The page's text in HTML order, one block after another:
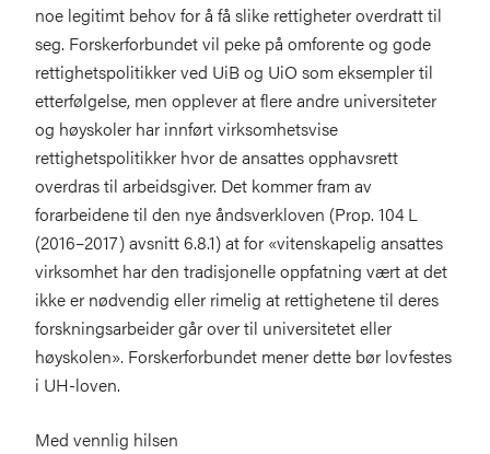
noe legitimt behov for å få slike rettigheter overdratt til
seg. Forskerforbundet vil peke på omforente og gode
rettighetspolitikker ved UiB og UiO som eksempler til
etterfølgelse, men opplever at flere andre universiteter
og høyskoler har innført virksomhetsvise
rettighetspolitikker hvor de ansattes opphavsrett
overdras til arbeidsgiver. Det kommer fram av
forarbeidene til den nye åndsverkloven (Prop. 104 L
(2016–2017) avsnitt 6.8.1) at for «vitenskapelig ansattes
virksomhet har den tradisjonelle oppfatning vært at det
ikke er nødvendig eller rimelig at rettighetene til deres
forskningsarbeider går over til universitetet eller
høyskolen». Forskerforbundet mener dette bør lovfestes
i UH-loven.
Med vennlig hilsen